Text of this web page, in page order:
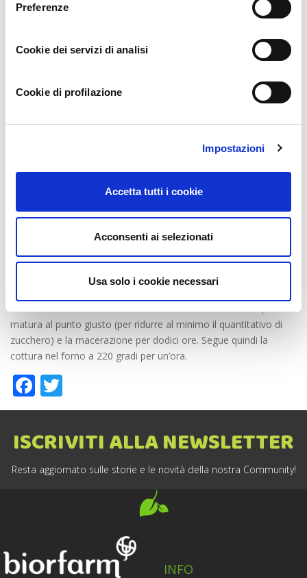
Preferenze
Cookie dei servizi di analisi
Cookie di profilazione
Impostazioni
Accetta tutti i cookie
Acconsenti ai selezionati
Usa solo i cookie necessari
“Sicuramente i
sperimentato che
a fondo
le caratteristiche di ciò che mettono sulla tavola e capire i vari
passaggi che fanno la qualità di un prodotto. Per me è
condividere sulla piattaforma di Biorfarm anche le fotografie dei
campi, dei frutteti e del raccolto.”
Qual’è la tua ricetta del cuore?
matura al punto giusto (per ridurre al minimo il quantitativo di
zucchero) e la macerazione per dodici ore. Segue quindi la
cottura nel forno a 220 gradi per un’ora.
Facebook
ISCRIVITI ALLA NEWSLETTER
Resta aggiornato sulle storie e le novità della nostra Community!
INFO